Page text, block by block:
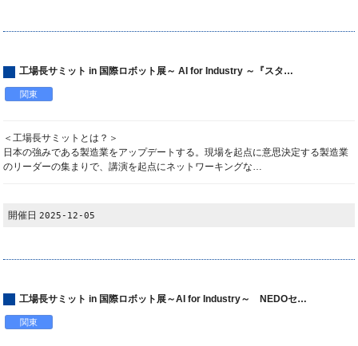
工場長サミット in 国際ロボット展～ AI for Industry ～『スタ…
関東
＜工場長サミットとは？＞
日本の強みである製造業をアップデートする。現場を起点に意思決定する製造業
のリーダーの集まりで、講演を起点にネットワーキングな…
開催日 2025-12-05
工場長サミット in 国際ロボット展～AI for Industry～ NEDOセ…
関東